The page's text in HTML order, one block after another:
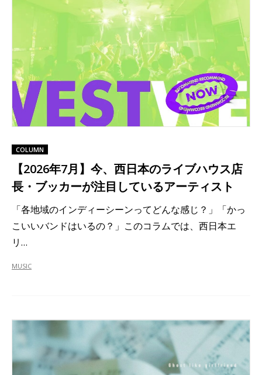
COLUMN
【2026年7月】今、西日本のライブハウス店
長・ブッカーが注目しているアーティスト
「各地域のインディーシーンってどんな感じ？」「かっ
こいいバンドはいるの？」このコラムでは、西日本エ
リ…
MUSIC